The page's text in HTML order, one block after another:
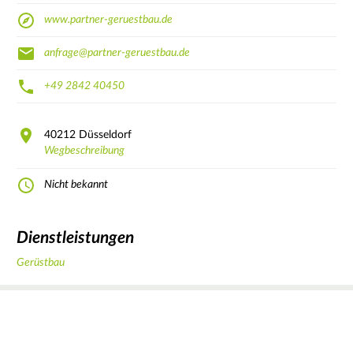
www.partner-geruestbau.de
anfrage@partner-geruestbau.de
+49 2842 40450
40212 Düsseldorf
Wegbeschreibung
Nicht bekannt
Dienstleistungen
Gerüstbau